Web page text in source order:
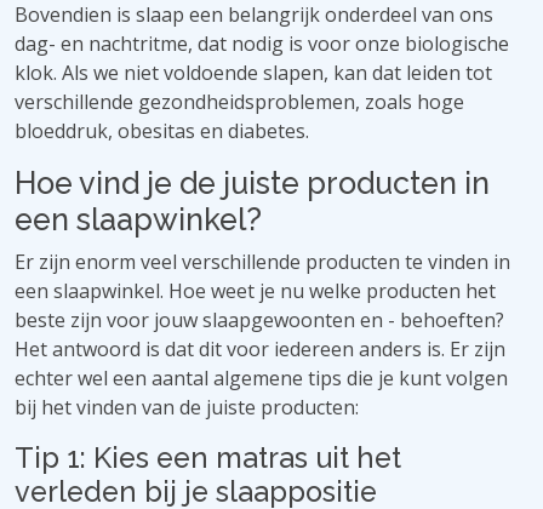
Bovendien is slaap een belangrijk onderdeel van ons
dag- en nachtritme, dat nodig is voor onze biologische
klok. Als we niet voldoende slapen, kan dat leiden tot
verschillende gezondheidsproblemen, zoals hoge
bloeddruk, obesitas en diabetes.
Hoe vind je de juiste producten in
een slaapwinkel?
Er zijn enorm veel verschillende producten te vinden in
een slaapwinkel. Hoe weet je nu welke producten het
beste zijn voor jouw slaapgewoonten en - behoeften?
Het antwoord is dat dit voor iedereen anders is. Er zijn
echter wel een aantal algemene tips die je kunt volgen
bij het vinden van de juiste producten:
Tip 1: Kies een matras uit het
verleden bij je slaappositie